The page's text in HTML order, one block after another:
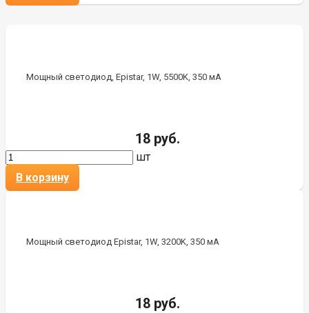
Мощный светодиод, Epistar, 1W, 5500K, 350 мА
18 руб.
шт
В корзину
Мощный светодиод Epistar, 1W, 3200K, 350 мА
18 руб.